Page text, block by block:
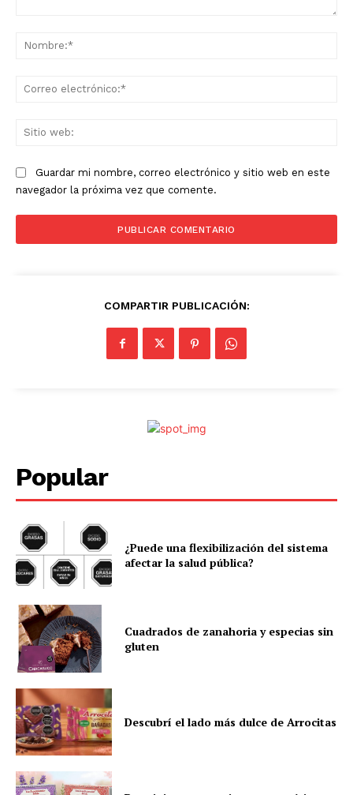
Guardar mi nombre, correo electrónico y sitio web en este
navegador la próxima vez que comente.
COMPARTIR PUBLICACIÓN:
Popular
¿Puede una flexibilización del sistema
afectar la salud pública?
Cuadrados de zanahoria y especias sin
gluten
Descubrí el lado más dulce de Arrocitas